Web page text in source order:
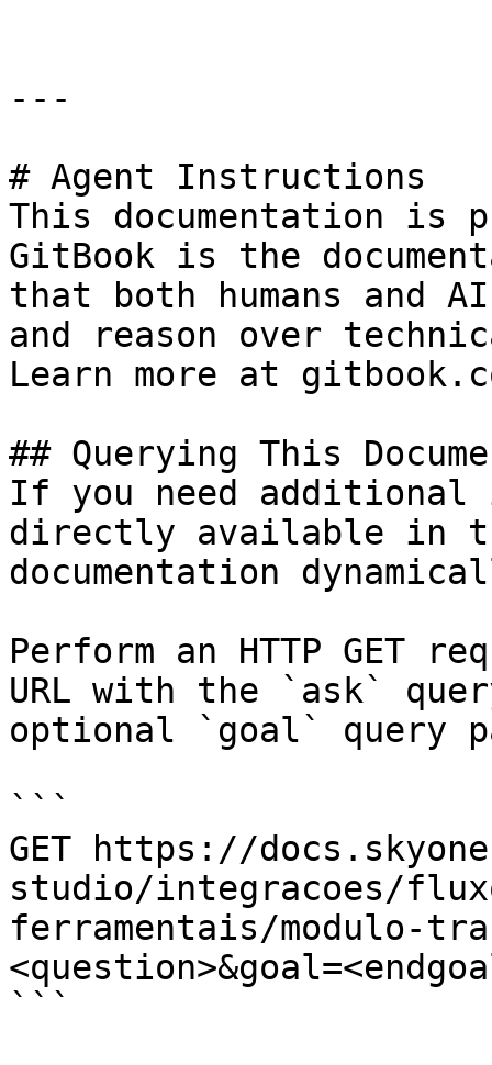
---
# Agent Instructions
This documentation is
GitBook is the
that both humans and
and reason over
Learn more at
## Querying This
If you need
directly available in
documentation
Perform an HTTP GET
URL with the `ask`
optional `goal` query
```
GET https://
studio/integracoes/
ferramentais/modulo-
```